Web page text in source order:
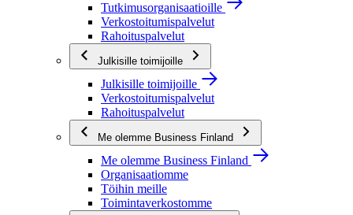
Tutkimusorganisaatioille
Verkostoitumispalvelut
Rahoituspalvelut
Julkisille toimijoille
Julkisille toimijoille
Verkostoitumispalvelut
Rahoituspalvelut
Me olemme Business Finland
Me olemme Business Finland
Organisaatiomme
Töihin meille
Toimintaverkostomme